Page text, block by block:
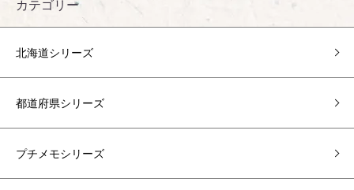
カテゴリー
北海道シリーズ
都道府県シリーズ
プチメモシリーズ